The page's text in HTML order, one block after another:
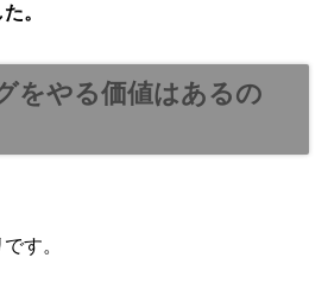
。
をやる価値はあるの
です。